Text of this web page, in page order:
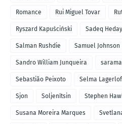
Romance Rui Miguel Tovar
Ryszard Kapuściński Sadeq
Salman Rushdie Samuel Johnson
Sandro William Junqueira
Sebastião Peixoto Selma Lagerlof
Sjon Soljenítsin Stephen
Susana Moreira Marques